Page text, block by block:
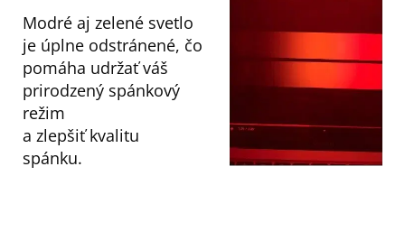
Modré aj zelené svetlo
je úplne odstránené, čo
pomáha udržať váš
prirodzený spánkový
režim
a zlepšiť kvalitu
spánku.